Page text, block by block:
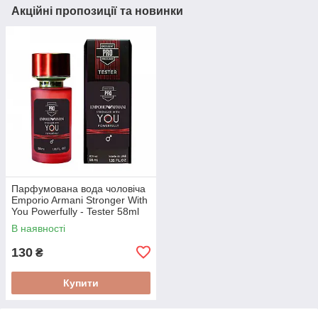
Акційні пропозиції та новинки
Парфумована вода чоловіча
Emporio Armani Stronger With
You Powerfully - Tester 58ml
В наявності
130 ₴
Купити